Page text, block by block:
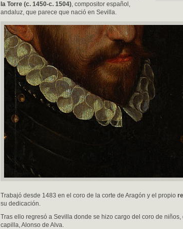
la Torre (c. 1450-c. 1504), compositor español,
andaluz, que parece que nació en Sevilla.
Trabajó desde 1483 en el coro de la corte de Aragón y el propio
su dedicación.
Tras ello regresó a Sevilla donde se hizo cargo del coro de
capilla, Alonso de Alva.